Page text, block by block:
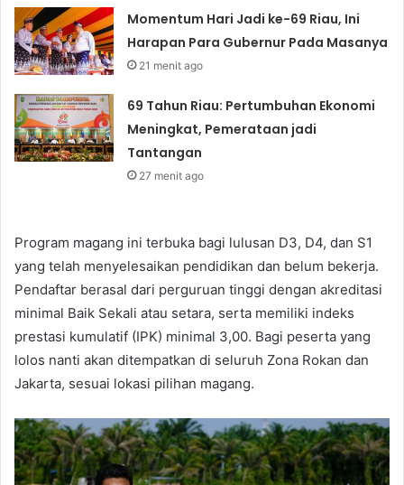
Momentum Hari Jadi ke-69 Riau, Ini
Harapan Para Gubernur Pada Masanya
21 menit ago
69 Tahun Riau: Pertumbuhan Ekonomi
Meningkat, Pemerataan jadi
Tantangan
27 menit ago
Program magang ini terbuka bagi lulusan D3, D4, dan S1
yang telah menyelesaikan pendidikan dan belum bekerja.
Pendaftar berasal dari perguruan tinggi dengan akreditasi
minimal Baik Sekali atau setara, serta memiliki indeks
prestasi kumulatif (IPK) minimal 3,00. Bagi peserta yang
lolos nanti akan ditempatkan di seluruh Zona Rokan dan
Jakarta, sesuai lokasi pilihan magang.